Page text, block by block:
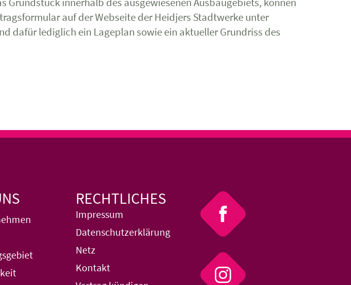
auf der Webseite der Heidjers Stadtwerke unter
dafür lediglich ein Lageplan sowie ein aktueller Grundriss des
RECHTLICHES
Impressum
Datenschutzerklärung
Netz
Kontakt